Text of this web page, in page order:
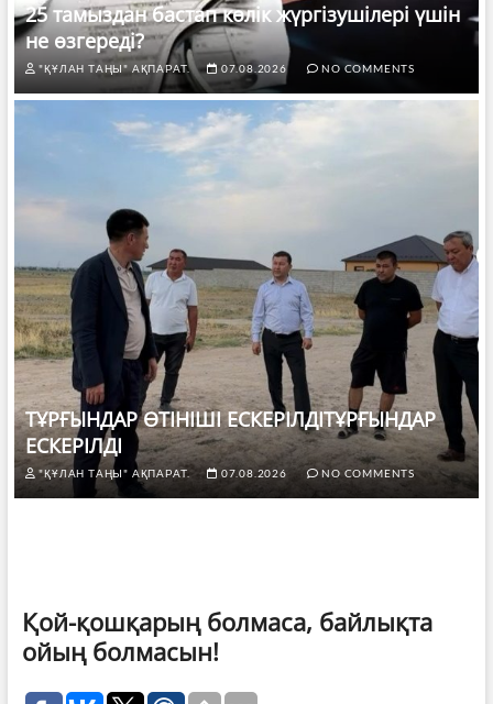
25 тамыздан бастап көлік жүргізушілері үшін
не өзгереді?
"ҚҰЛАН ТАҢЫ" АҚПАРАТ. 07.08.2026 NO COMMENTS
ТҰРҒЫНДАР ӨТІНІШІ ЕСКЕРІЛДІТҰРҒЫНДАР
ЕСКЕРІЛДІ
"ҚҰЛАН ТАҢЫ" АҚПАРАТ. 07.08.2026 NO COMMENTS
Қой-қошқарың болмаса, байлықта
ойың болмасын!